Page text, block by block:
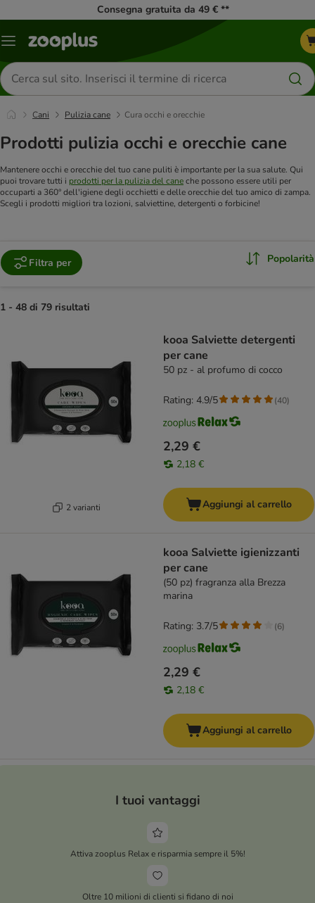
Consegna gratuita da 49 € **
Overview
Cerca
prodotti
Cani Pulizia cane Cura occhi e orecchie
Prodotti pulizia occhi e orecchie cane
Mantenere occhi e orecchie del tuo cane puliti è importante per la sua salute. Qui
puoi trovare tutti i prodotti per la pulizia del caneche possono essere utili per
occuparti a 360° dell'igiene degli occhietti e delle orecchie del tuo amico di zampa.
Scegli i prodotti migliori tra lozioni, salviettine, detergenti o forbicine!
Filtra per Popolarità
1 - 48 di 79 risultati
2 varianti
kooa Salviette detergenti
per cane
50 pz - al profumo di cocco
2,29 €
2,18 €
Rating: 4.9/5 (40)
Aggiungi al carrello
kooa Salviette igienizzanti
per cane
(50 pz) fragranza alla Brezza
marina
2,29 €
2,18 €
Rating: 3.7/5 (6)
Aggiungi al carrello
I tuoi vantaggi
Attiva zooplus Relax e risparmia sempre il 5%!
Oltre 10 milioni di clienti si fidano di noi